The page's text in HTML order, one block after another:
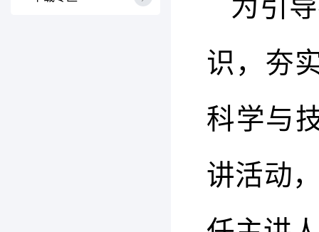
为引
识，夯
科学与
讲活动